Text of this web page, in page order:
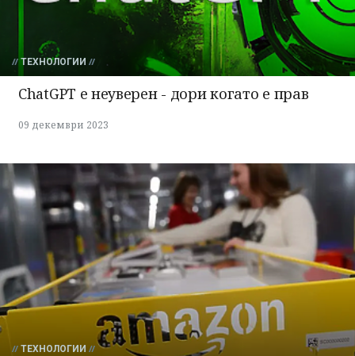
ТЕХНОЛОГИИ
ChatGPT е неуверен - дори когато е прав
09 декември 2023
ТЕХНОЛОГИИ